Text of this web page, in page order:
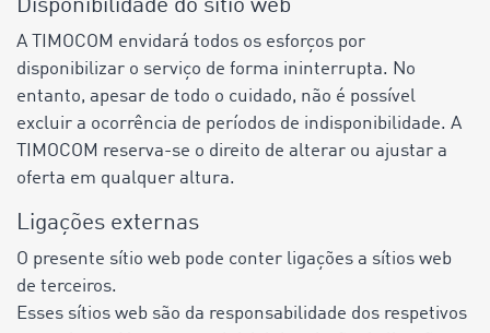
Disponibilidade do sítio web
A TIMOCOM envidará todos os esforços por
disponibilizar o serviço de forma ininterrupta. No
entanto, apesar de todo o cuidado, não é possível
excluir a ocorrência de períodos de indisponibilidade. A
TIMOCOM reserva-se o direito de alterar ou ajustar a
oferta em qualquer altura.
Ligações externas
O presente sítio web pode conter ligações a sítios web
de terceiros.
Esses sítios web são da responsabilidade dos respetivos